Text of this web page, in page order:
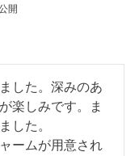
開
した。深みのあ
楽しみです。ま
した。
ームが用意され